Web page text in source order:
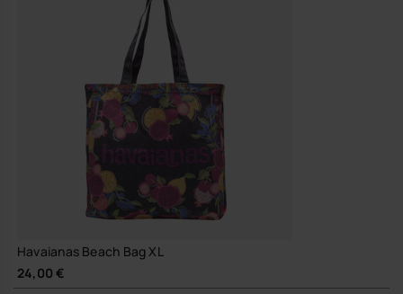
Zo heb je één tas die je zonder nadenken pakt zodra je de deur
Shop online at www.havaianas-store.com, de officiële Havaianas-
winkel in Nederland, en til je stijl naar een hoger niveau.
Havaianas Beach Bag XL
24,00 €